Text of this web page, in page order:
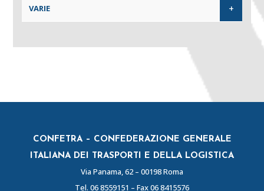
VARIE +
CONFETRA – CONFEDERAZIONE GENERALE
ITALIANA DEI TRASPORTI E DELLA LOGISTICA
Via Panama, 62 – 00198 Roma
Tel. 06 8559151 – Fax 06 8415576